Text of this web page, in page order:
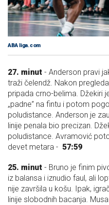
ABA liga.com
27. minut - Anderson pravi
traži čelendž. Nakon
pripada crno-belima. Džekiri
„padne” na fintu i potom
poludistance. Anderson je
linije penala bio precizan.
poludistance. Avramović
devet metara - 57:59
25. minut - Bruno je finim
iz balansa i iznudio faul, ali
nije završila u košu. Ipak,
linije slobodnih bacanja.